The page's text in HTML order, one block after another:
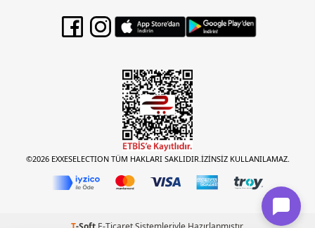
©2026 EXXESELECTION TÜM HAKLARI SAKLIDIR.İZİNSİZ KULLANILAMAZ.